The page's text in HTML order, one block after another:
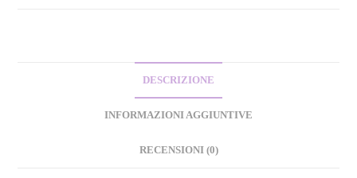
DESCRIZIONE
INFORMAZIONI AGGIUNTIVE
RECENSIONI (0)